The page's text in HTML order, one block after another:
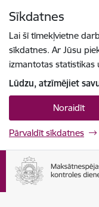
Sīkdatnes
Lai šī tīmekļvietne
sīkdatnes. Ar Jūsu
izmantotas statistikas
Lūdzu, atzīmējiet
Noraidīt
Pārvaldīt sīkdatnes